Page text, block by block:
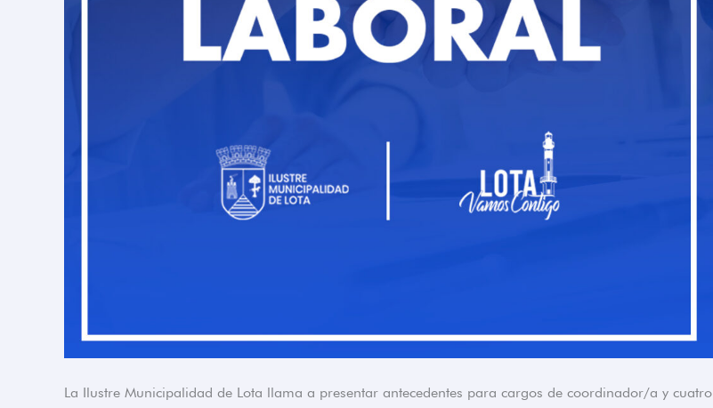
La Ilustre Municipalidad de Lota llama a presentar antecedentes para cargos de coordinador/a y cuatro